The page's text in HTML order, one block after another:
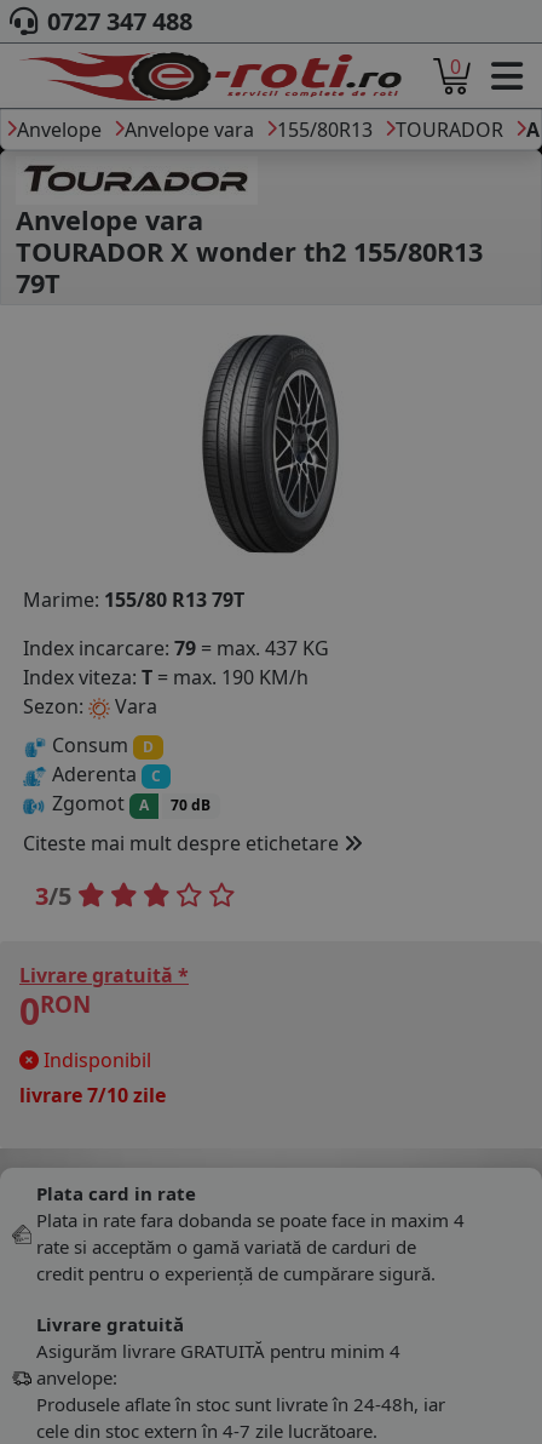
ACASA
DESPRE NOI
ANVELOPE
AUTO
CAMION
MOTO
DIMENSIUNI
PRODUCATORI ANVELOPE
MARCA AUTO
B2B - COLABORARE COMPANII
CONTACT
0727 347 488
0
Anvelope Anvelope vara 155/80R13 TOURADOR
Anvelope vara
TOURADOR X wonder th2 155/80R13
79T
Marime: 155/80 R13 79T
Index incarcare: 79 = max. 437 KG
Index viteza: T = max. 190 KM/h
Sezon:
Vara
Consum
D
Aderenta C
Zgomot A 70 dB
Citeste mai mult despre etichetare
3/5
Livrare gratuită *
0RON
Indisponibil
livrare 7/10 zile
Plata card in rate
Plata in rate fara dobanda se poate face in maxim 4
rate si acceptăm o gamă variată de carduri de
credit pentru o experiență de cumpărare sigură.
Livrare gratuită
Asigurăm livrare GRATUITĂ pentru minim 4
anvelope:
Produsele aflate în stoc sunt livrate în 24-48h, iar
cele din stoc extern în 4-7 zile lucrătoare.